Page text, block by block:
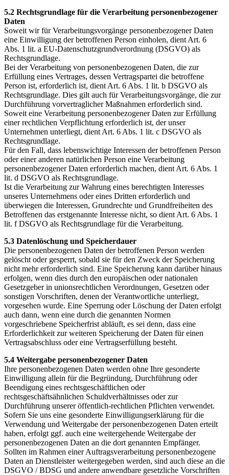
5.2 Rechtsgrundlage für die Verarbeitung personenbezogener
Daten
Soweit wir für Verarbeitungsvorgänge personenbezogener Daten
eine Einwilligung der betroffenen Person einholen, dient Art. 6
Abs. 1 lit. a EU-Datenschutzgrundverordnung (DSGVO) als
Rechtsgrundlage.
Bei der Verarbeitung von personenbezogenen Daten, die zur
Erfüllung eines Vertrages, dessen Vertragspartei die betroffene
Person ist, erforderlich ist, dient Art. 6 Abs. 1 lit. b DSGVO als
Rechtsgrundlage. Dies gilt auch für Verarbeitungsvorgänge, die zur
Durchführung vorvertraglicher Maßnahmen erforderlich sind.
Soweit eine Verarbeitung personenbezogener Daten zur Erfüllung
einer rechtlichen Verpflichtung erforderlich ist, der unser
Unternehmen unterliegt, dient Art. 6 Abs. 1 lit. c DSGVO als
Rechtsgrundlage.
Für den Fall, dass lebenswichtige Interessen der betroffenen Person
oder einer anderen natürlichen Person eine Verarbeitung
personenbezogener Daten erforderlich machen, dient Art. 6 Abs. 1
lit. d DSGVO als Rechtsgrundlage.
Ist die Verarbeitung zur Wahrung eines berechtigten Interesses
unseres Unternehmens oder eines Dritten erforderlich und
überwiegen die Interessen, Grundrechte und Grundfreiheiten des
Betroffenen das erstgenannte Interesse nicht, so dient Art. 6 Abs. 1
lit. f DSGVO als Rechtsgrundlage für die Verarbeitung.
5.3 Datenlöschung und Speicherdauer
Die personenbezogenen Daten der betroffenen Person werden
gelöscht oder gesperrt, sobald sie für den Zweck der Speicherung
nicht mehr erforderlich sind. Eine Speicherung kann darüber hinaus
erfolgen, wenn dies durch den europäischen oder nationalen
Gesetzgeber in unionsrechtlichen Verordnungen, Gesetzen oder
sonstigen Vorschriften, denen der Verantwortliche unterliegt,
vorgesehen wurde. Eine Sperrung oder Löschung der Daten erfolgt
auch dann, wenn eine durch die genannten Normen
vorgeschriebene Speicherfrist abläuft, es sei denn, dass eine
Erforderlichkeit zur weiteren Speicherung der Daten für einen
Vertragsabschluss oder eine Vertragserfüllung besteht.
5.4 Weitergabe personenbezogener Daten
Ihre personenbezogenen Daten werden ohne Ihre gesonderte
Einwilligung allein für die Begründung, Durchführung oder
Beendigung eines rechtsgeschäftlichen oder
rechtsgeschäftsähnlichen Schuldverhältnisses oder zur
Durchführung unserer öffentlich-rechtlichen Pflichten verwendet.
Sofern Sie uns eine gesonderte Einwilligungserklärung für die
Verwendung und Weitergabe der personenbezogenen Daten erteilt
haben, erfolgt ggf. auch eine weitergehende Weitergabe der
personenbezogenen Daten an die dort genannten Empfänger.
Sollten im Rahmen einer Auftragsverarbeitung personenbezogene
Daten an Dienstleister weitergegeben werden, sind auch diese an die
DSGVO / BDSG und andere anwendbare gesetzliche Vorschriften